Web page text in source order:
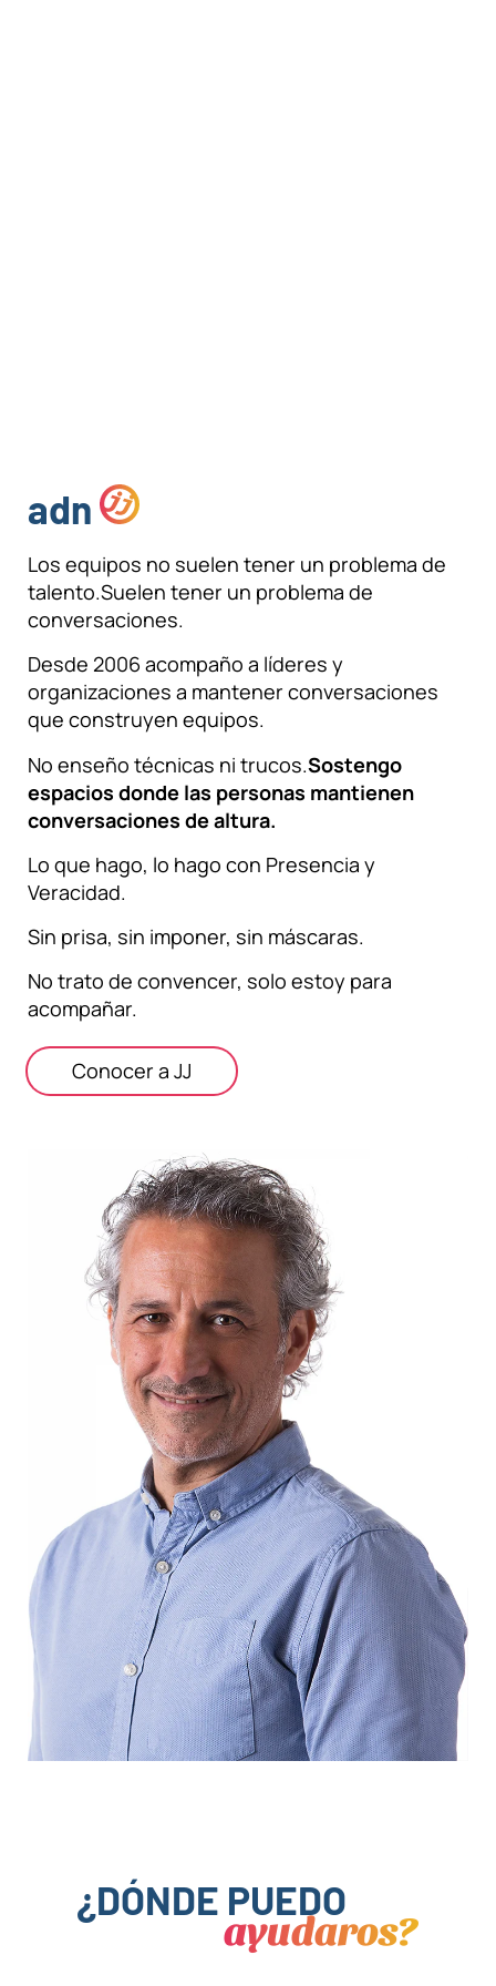
adn
Los equipos no suelen tener un problema de
talento.Suelen tener un problema de
conversaciones.
Desde 2006 acompaño a líderes y
organizaciones a mantener conversaciones
que construyen equipos.
No enseño técnicas ni trucos.Sostengo
espacios donde las personas mantienen
conversaciones de altura.
Lo que hago, lo hago con Presencia y
Veracidad.
Sin prisa, sin imponer, sin máscaras.
No trato de convencer, solo estoy para
acompañar.
Conocer a JJ
¿DÓNDE PUEDO
ayudaros?